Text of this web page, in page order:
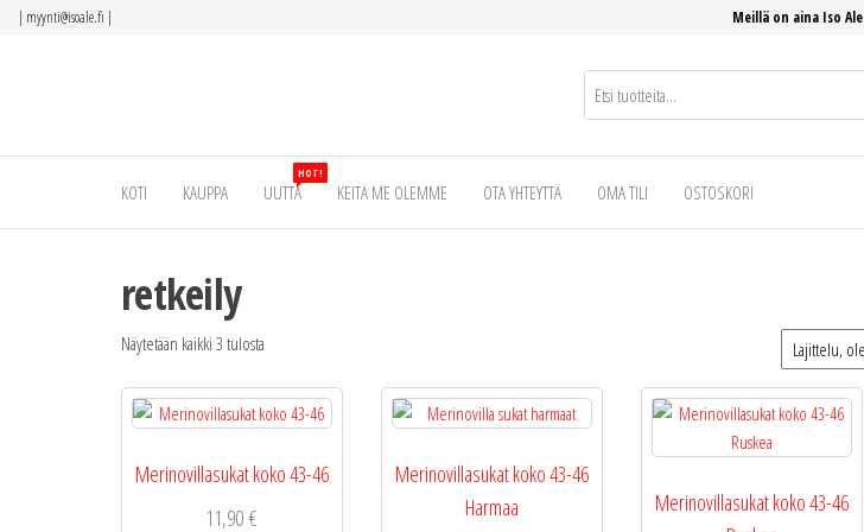
Siirry
| myynti@isoale.fi | Meillä on aina Iso Ale
KOTI KAUPPA UUTTA
HOT!
KEITÄ ME OLEMME OTA YHTEYTTÄ OMA TILI OSTOSKORI
retkeily
Näytetään kaikki 3 tulosta
Merinovillasukat koko 43-46
11,90€
Merinovillasukat koko 43-46
Harmaa
Merinovillasukat koko 43-46